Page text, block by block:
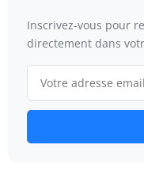
Inscrivez-vous pour
directement dans